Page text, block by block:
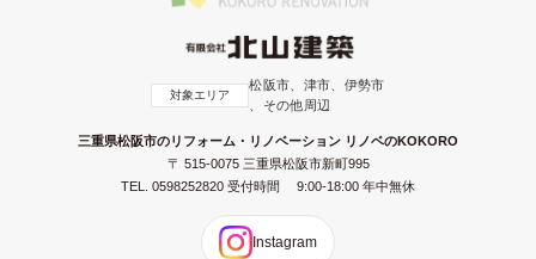
対象エリア
松阪市、津市、伊勢市
、その他周辺
三重県松阪市のリフォーム・リノベーション リノベのKOKORO
〒 515-0075 三重県松阪市新町995
TEL. 0598252820 受付時間 9:00-18:00 年中無休
Instagram